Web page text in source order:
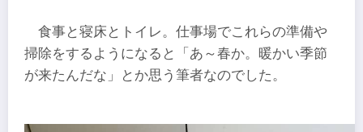
食事と寝床とトイレ。仕事場でこれらの準備や
掃除をするようになると「あ～春か。暖かい季節
が来たんだな」とか思う筆者なのでした。